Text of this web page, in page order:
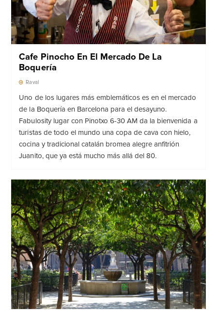
Cafe Pinocho En El Mercado De La
Boquería
Raval
Uno de los lugares más emblemáticos es en el mercado
de la Boquería en Barcelona para el desayuno.
Fabulosity lugar con Pinotxo 6-30 AM da la bienvenida a
turistas de todo el mundo una copa de cava con hielo,
cocina y tradicional catalán bromea alegre anfitrión
Juanito, que ya está mucho más allá del 80.